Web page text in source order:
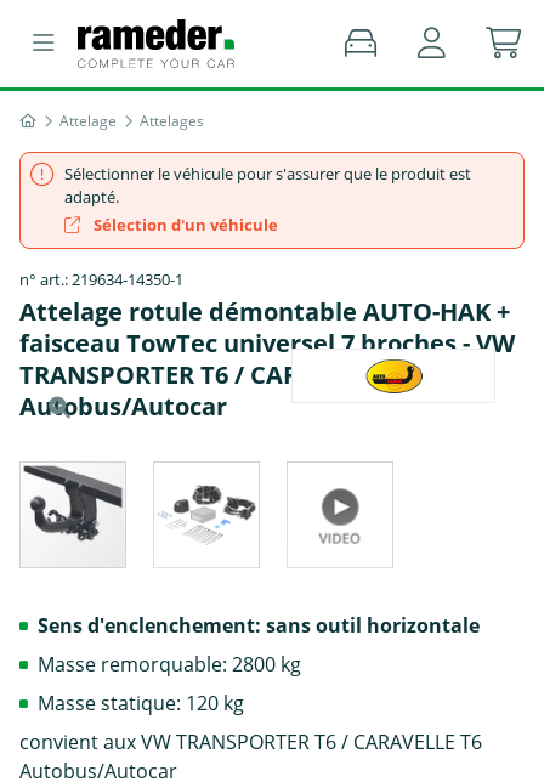
Attelage Attelages
Sélectionner le véhicule pour s'assurer que le produit est
adapté.
Sélection d'un véhicule
n° art.: 219634-14350-1
Attelage rotule démontable AUTO-HAK +
faisceau TowTec universel 7 broches - VW
TRANSPORTER T6 / CARAVELLE T6
Autobus/Autocar
Sens d'enclenchement: sans outil horizontale
Masse remorquable: 2800 kg
Masse statique: 120 kg
convient aux VW TRANSPORTER T6 / CARAVELLE T6
Autobus/Autocar